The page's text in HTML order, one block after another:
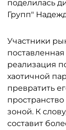
поделилась
Групп"
Участники
реализация
хаотичной
превратить
зоной. К
составит